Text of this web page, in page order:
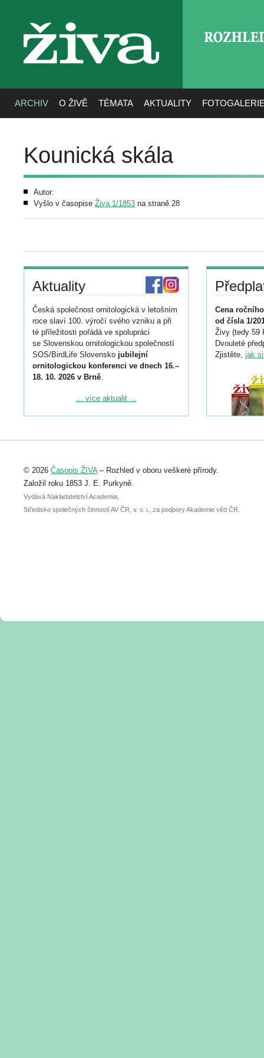
živa
ARCHIV O ŽIVĚ TÉMATA AKTUALITY
Kounická skála
Autor:
Vyšlo v časopise Živa 1/1853 na straně 28
Aktuality
Česká společnost ornitologická v letošním
roce slaví 100. výročí svého vzniku a při
té příležitosti pořádá ve spolupráci
se Slovenskou ornitologickou společností
SOS/BirdLife Slovensko jubilejní
ornitologickou konferenci ve dnech 16.–
18. 10. 2026 v Brně.
Podrobnější informace ke konferenci
Registrovat se můžete do 6. září.
abstraktu přihlášené přednášky nebo
posteru je už 30. června.
... více aktualit ...
Cena
od čísla 1/
Živy (tedy 59
Dvouleté
Zjistěte, jak
© 2026 Časopis ŽIVA– Rozhled v oboru veškeré přírody.
Založil roku 1853 J. E. Purkyně.
Vydává Nakladatelství Academia,
Středisko společných činností AV ČR, v. v. i., za podpory Akademie věd ČR.